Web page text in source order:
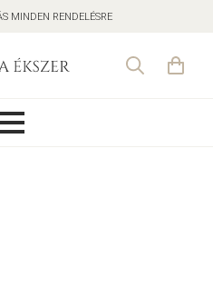
MINDEN RENDELÉSRE